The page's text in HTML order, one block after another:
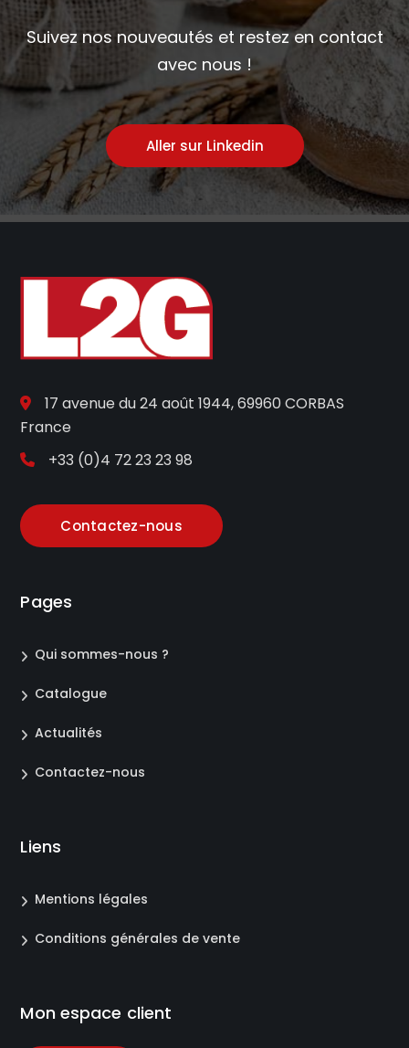
Suivez nos nouveautés et restez en contact
avec nous !
Aller sur Linkedin
17 avenue du 24 août 1944, 69960 CORBAS
France
+33 (0)4 72 23 23 98
Contactez-nous
Pages
Qui sommes-nous ?
Catalogue
Actualités
Contactez-nous
Liens
Mentions légales
Conditions générales de vente
Mon espace client